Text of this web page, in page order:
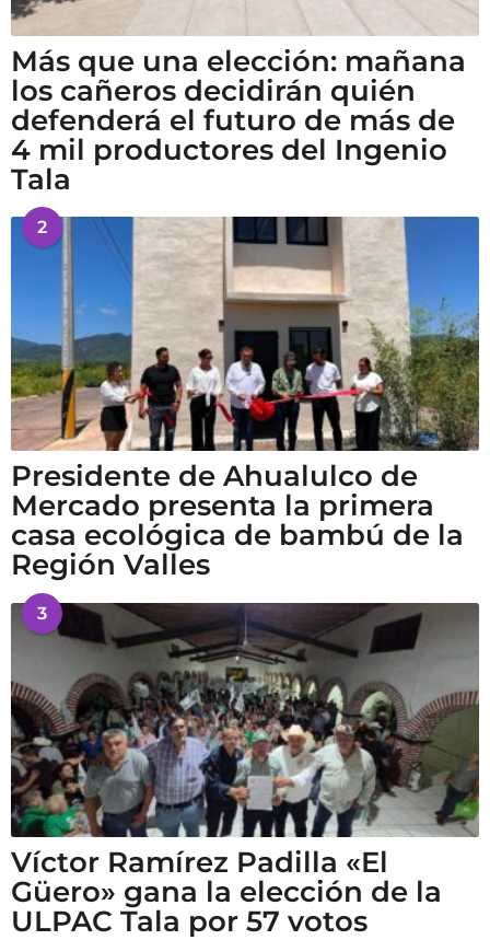
Más que una elección: mañana
los cañeros decidirán quién
defenderá el futuro de más de
4 mil productores del Ingenio
Tala
2
Presidente de Ahualulco de
Mercado presenta la primera
casa ecológica de bambú de la
Región Valles
3
Víctor Ramírez Padilla «El
Güero» gana la elección de la
ULPAC Tala por 57 votos